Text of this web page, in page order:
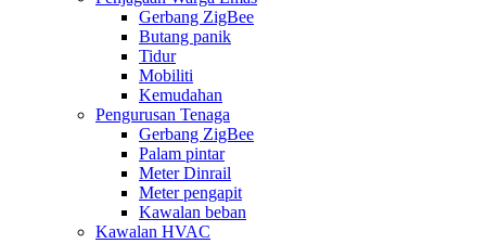
Gerbang ZigBee
Butang panik
Tidur
Mobiliti
Kemudahan
Pengurusan Tenaga
Gerbang ZigBee
Palam pintar
Meter Dinrail
Meter pengapit
Kawalan beban
Kawalan HVAC